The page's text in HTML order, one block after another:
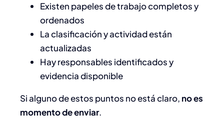
Existen papeles de trabajo completos y
ordenados
La clasificación y actividad están
actualizadas
Hay responsables identificados y
evidencia disponible
Si alguno de estos puntos no está claro, no es
momento de enviar.